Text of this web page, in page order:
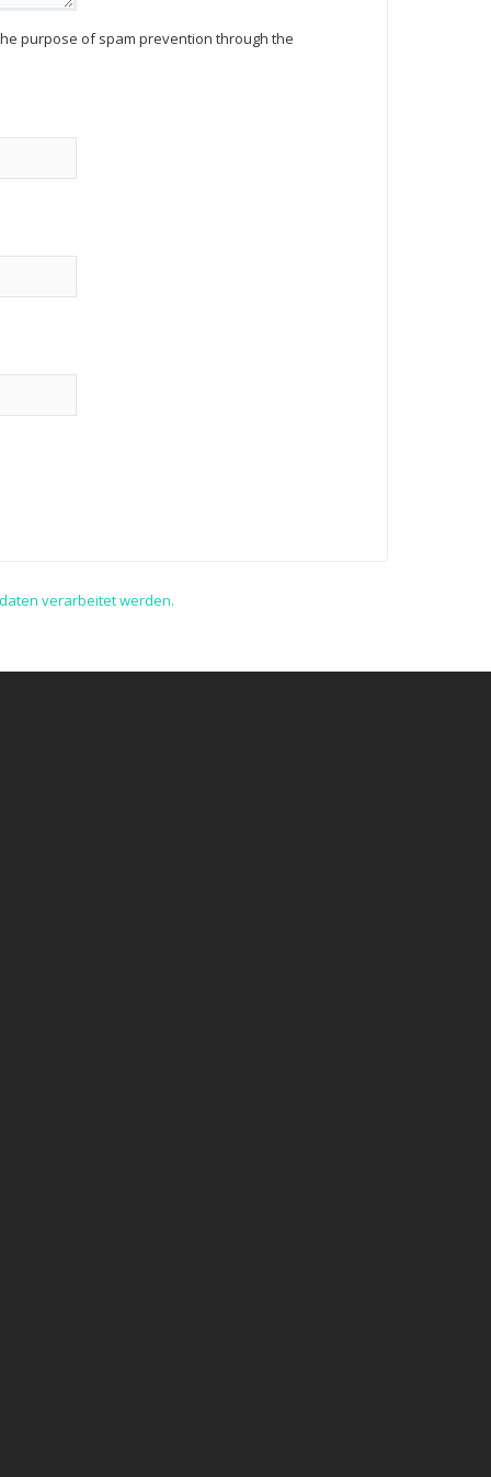
purpose of spam prevention through the
verarbeitet werden.